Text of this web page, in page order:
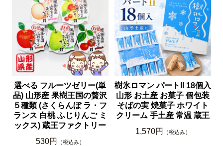
選べる フルーツゼリー(単
品) 山形産 果樹王国の贅沢
５種類 (さくらんぼ ラ・フ
ランス 白桃 ふじりんご ミ
ックス) 蔵王ファクトリー
530円
（税込み）
樹氷ロマン パートII 18個入
山形 お土産 お菓子 個包装
そばの実 焼菓子 ホワイト
クリーム 手土産 常温 蔵王
1,570円
（税込み）